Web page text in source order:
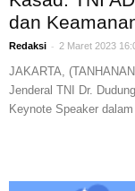
dan
Redaksi - 2 Maret 2023
JAKARTA,
Jenderal TNI Dr.
Keynote Speaker dalam